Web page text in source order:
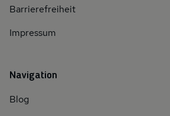
Barrierefreiheit
Impressum
Navigation
Blog